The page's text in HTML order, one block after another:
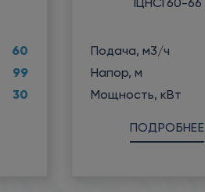
60
99
30
Подача, м3/ч
Напор, м
Мощность, кВт
ПОДРОБНЕЕ